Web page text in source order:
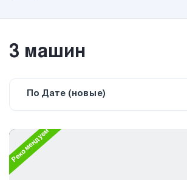
3 машин
По Дате (новые)
Рекомендуем